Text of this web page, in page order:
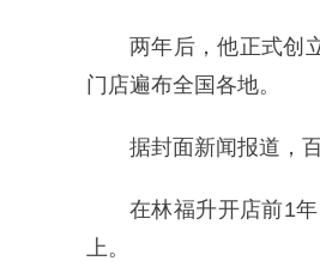
两年后，他正式创
门店遍布全国各地。
据封面新闻报道，
在林福升开店前1
上。